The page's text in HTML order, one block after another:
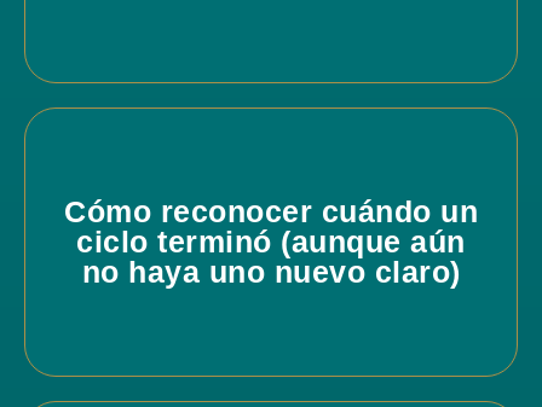
Cómo reconocer cuándo un
ciclo terminó (aunque aún
no haya uno nuevo claro)